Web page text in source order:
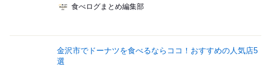
食べログまとめ編集部
金沢市でドーナツを食べるならココ！おすすめの人気店5
選